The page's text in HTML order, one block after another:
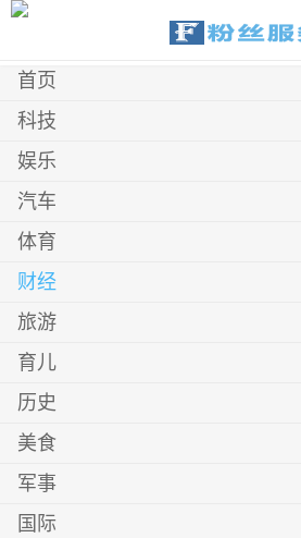
首页
科技
娱乐
汽车
体育
财经
旅游
育儿
历史
美食
军事
国际